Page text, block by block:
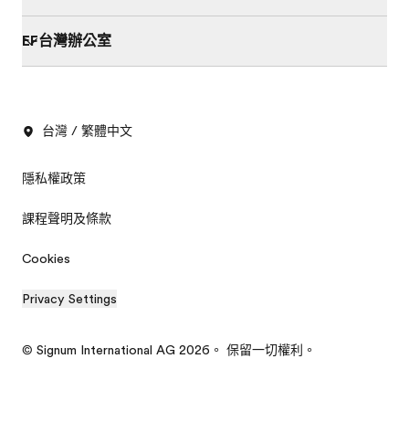
EF台灣辦公室
台灣 / 繁體中文
隱私權政策
課程聲明及條款
Cookies
Privacy Settings
© Signum International AG 2026。 保留一切權利。